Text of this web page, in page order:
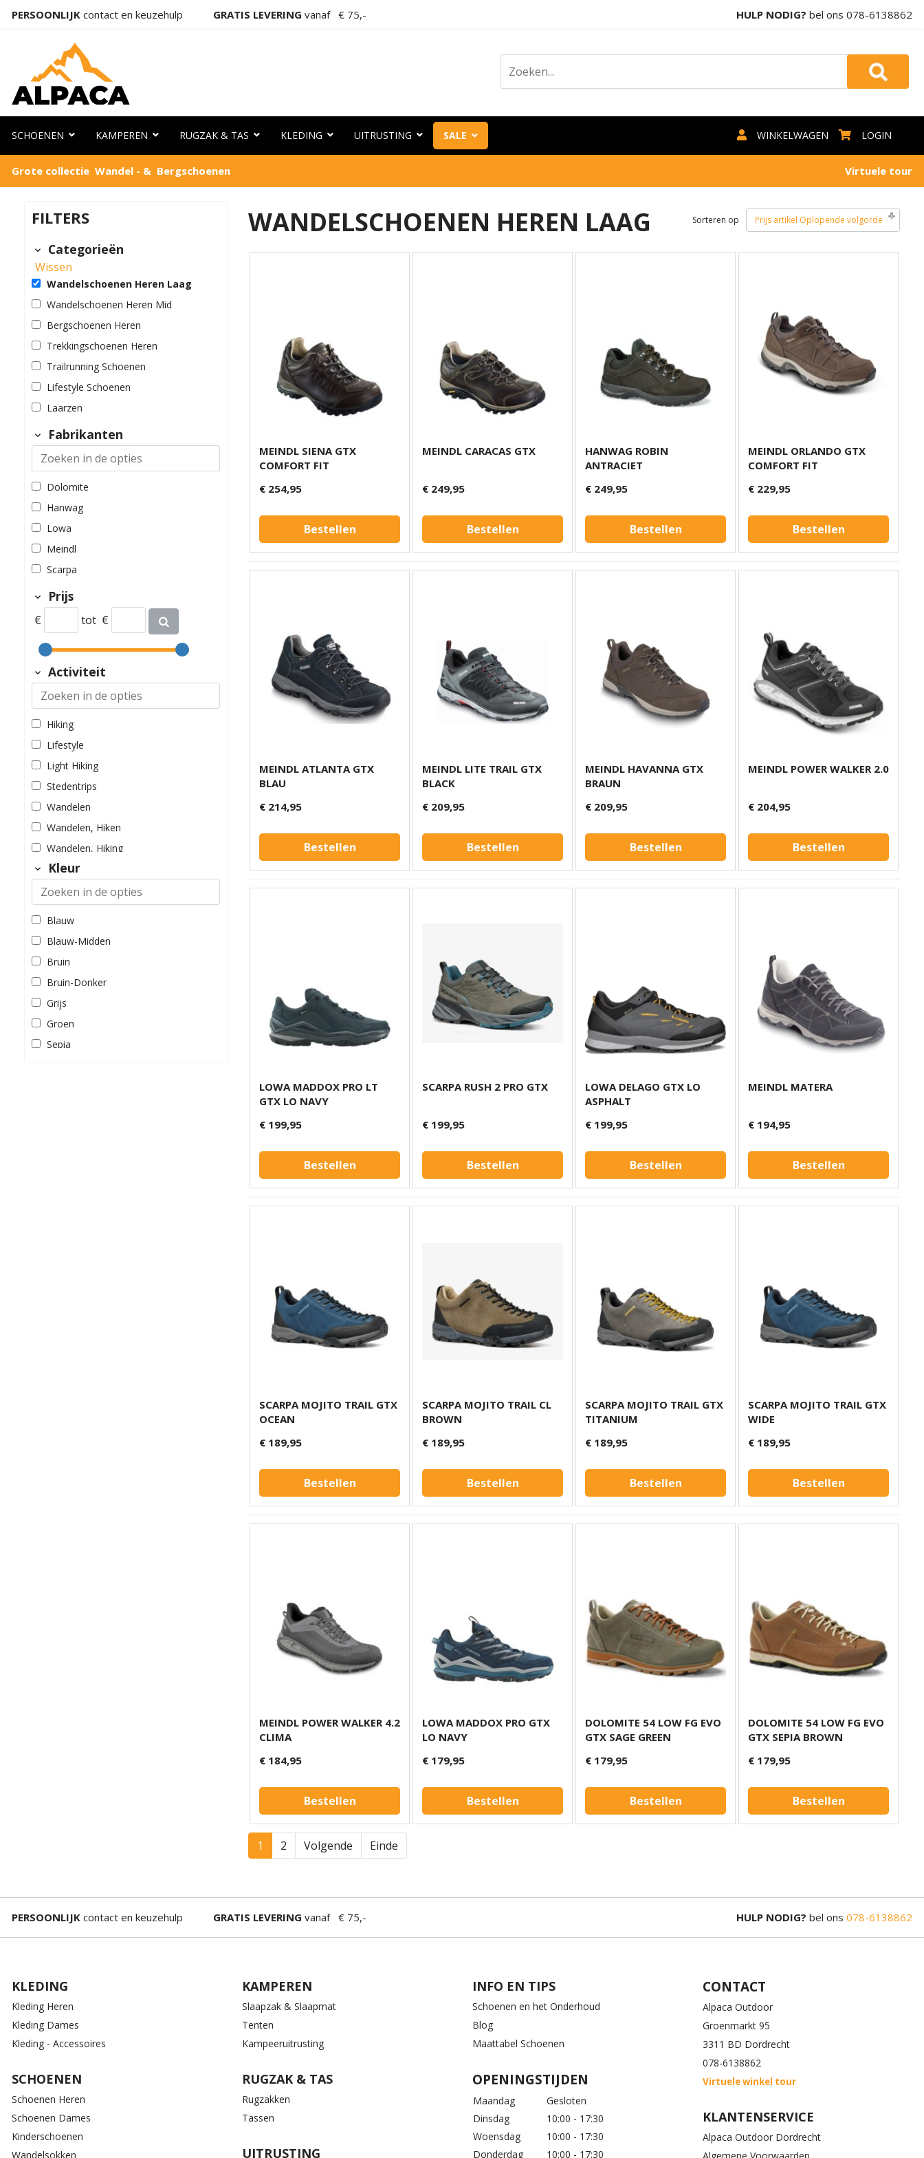
PERSOONLIJK contact en keuzehulp GRATIS LEVERING vanaf € 75,- HULP NODIG? bel ons 078-6138862
SCHOENEN KAMPEREN RUGZAK & TAS KLEDING UITRUSTING SALE LOGIN
WINKELWAGEN
Grote collectie Wandel - & Bergschoenen Virtuele tour
FILTERS
Categorieën
Wissen
Wandelschoenen Heren Laag
Wandelschoenen Heren Mid
Bergschoenen Heren
Trekkingschoenen Heren
Trailrunning Schoenen
Lifestyle Schoenen
Laarzen
Fabrikanten
Dolomite
Hanwag
Lowa
Meindl
Scarpa
Prijs
€ tot €
Activiteit
Hiking
Lifestyle
Light Hiking
Stedentrips
Wandelen
Wandelen, Hiken
Wandelen, Hiking
Wandelen, Light Hiking
Wandelen, Power Walking
Kleur
Blauw
Blauw-Midden
Bruin
Bruin-Donker
Grijs
Groen
Sepia
Sorteren op Prijs artikel Oplopende volgorde
WANDELSCHOENEN HEREN LAAG
MEINDL SIENA GTX
COMFORT FIT
€ 254,95
Bestellen
MEINDL CARACAS GTX
€ 249,95
Bestellen
HANWAG ROBIN
ANTRACIET
€ 249,95
Bestellen
MEINDL ORLANDO GTX
COMFORT FIT
€ 229,95
Bestellen
MEINDL ATLANTA GTX
BLAU
€ 214,95
Bestellen
MEINDL LITE TRAIL GTX
BLACK
€ 209,95
Bestellen
MEINDL HAVANNA GTX
BRAUN
€ 209,95
Bestellen
MEINDL POWER WALKER 2.0
€ 204,95
Bestellen
LOWA MADDOX PRO LT
GTX LO NAVY
€ 199,95
Bestellen
SCARPA RUSH 2 PRO GTX
€ 199,95
Bestellen
LOWA DELAGO GTX LO
ASPHALT
€ 199,95
Bestellen
MEINDL MATERA
€ 194,95
Bestellen
SCARPA MOJITO TRAIL GTX
OCEAN
€ 189,95
Bestellen
SCARPA MOJITO TRAIL CL
BROWN
€ 189,95
Bestellen
SCARPA MOJITO TRAIL GTX
TITANIUM
€ 189,95
Bestellen
SCARPA MOJITO TRAIL GTX
WIDE
€ 189,95
Bestellen
MEINDL POWER WALKER 4.2
CLIMA
€ 184,95
Bestellen
LOWA MADDOX PRO GTX
LO NAVY
€ 179,95
Bestellen
DOLOMITE 54 LOW FG EVO
GTX SAGE GREEN
€ 179,95
Bestellen
DOLOMITE 54 LOW FG EVO
GTX SEPIA BROWN
€ 179,95
Bestellen
1 2 Volgende Einde
PERSOONLIJK contact en keuzehulp GRATIS LEVERING vanaf € 75,- HULP NODIG? bel ons 078-6138862
KLEDING
Kleding Heren
Kleding Dames
Kleding - Accessoires
SCHOENEN
Schoenen Heren
Schoenen Dames
Kinderschoenen
Wandelsokken
KAMPEREN
Slaapzak & Slaapmat
Tenten
Kampeeruitrusting
RUGZAK & TAS
Rugzakken
Tassen
UITRUSTING
INFO EN TIPS
Schoenen en het Onderhoud
Blog
Maattabel Schoenen
OPENINGSTIJDEN
Maandag
Gesloten
Dinsdag
10:00 - 17:30
Woensdag
10:00 - 17:30
Donderdag
10:00 - 17:30
CONTACT
Alpaca Outdoor
Groenmarkt 95
3311 BD Dordrecht
078-6138862
Virtuele winkel tour
KLANTENSERVICE
Alpaca Outdoor Dordrecht